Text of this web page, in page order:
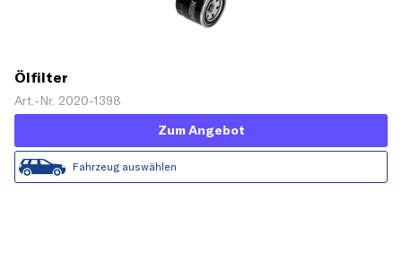
Ölfilter
Art.-Nr. 2020-1398
Zum Angebot
Fahrzeug auswählen